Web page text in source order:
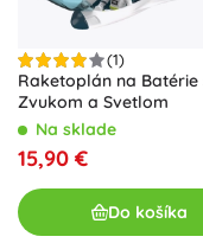
(1)
Raketoplán na Batérie
Zvukom a Svetlom
Na sklade
15,90 €
Do košíka